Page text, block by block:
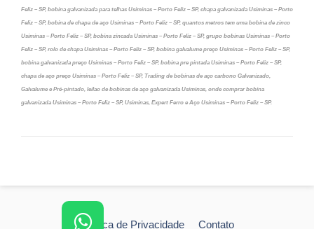
Feliz – SP, bobina galvanizada para telhas Usiminas – Porto Feliz – SP, chapa galvanizada Usiminas – Porto
Feliz – SP, bobina de chapa de aço Usiminas – Porto Feliz – SP, quantos metros tem uma bobina de zinco
Usiminas – Porto Feliz – SP, bobina zincada Usiminas – Porto Feliz – SP, grupo bobinas Usiminas – Porto
Feliz – SP, rolo de chapa Usiminas – Porto Feliz – SP, bobina galvalume preço Usiminas – Porto Feliz – SP,
bobina galvanizada preço Usiminas – Porto Feliz – SP, bobina pre pintada Usiminas – Porto Feliz – SP,
chapa de aço preço Usiminas – Porto Feliz – SP, Trading de bobinas de aço carbono Galvanizado,
Galvalume e Pré-pintado, leilao de bobinas de aço galvanizada Usiminas, onde comprar bobina
galvanizada Usiminas – Porto Feliz – SP, Usiminas, Expert Ferro e Aço Usiminas – Porto Feliz – SP.
Política de Privacidade Contato